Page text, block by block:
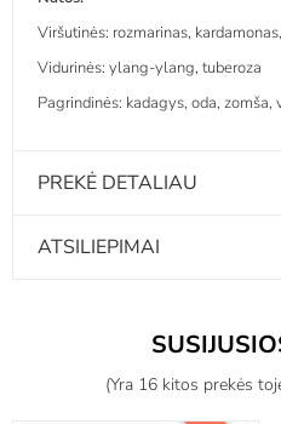
Viršutinės: rozmarinas,
Vidurinės: ylang-ylang, tuberoza
Pagrindinės: kadagys, oda, zomša,
PREKĖ DETALIAU
ATSILIEPIMAI
(Yra 16 kitos prekės